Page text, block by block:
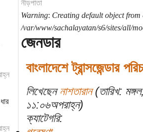
নীড়পাতা
Warning: Creating default object from
/var/www/sachalayatan/s6/sites/all/
জেনডার
বাংলাদেশে ট্রান্সজেন্ডার
লিখেছেন নাশতারান(তারিখ:
১১:০৬অপরাহ্ন)
ক্যাটেগরি: